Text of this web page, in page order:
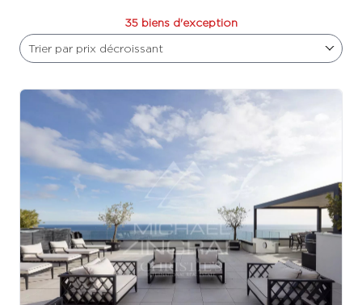
35 biens d'exception
Trier par prix décroissant